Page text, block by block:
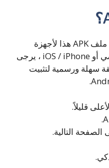
لتنزيل أحدث إصدار 1.1.2 من ملف APK هذا لأجهزة
Android أو الكمبيوتر الشخصي أو iOS / iPhone ، يرجى
سهلة ورسمية لتثبيت
قليلاً.
التالية.